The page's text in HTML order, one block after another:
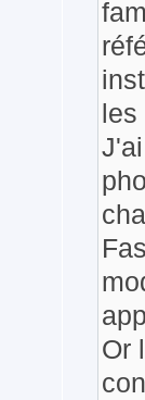
les
Or